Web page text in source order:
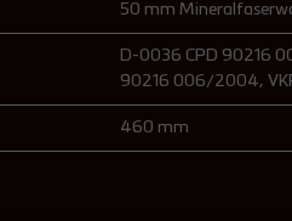
50 mm
D-0036 CPD 90216
90216 006/2004,
460 mm